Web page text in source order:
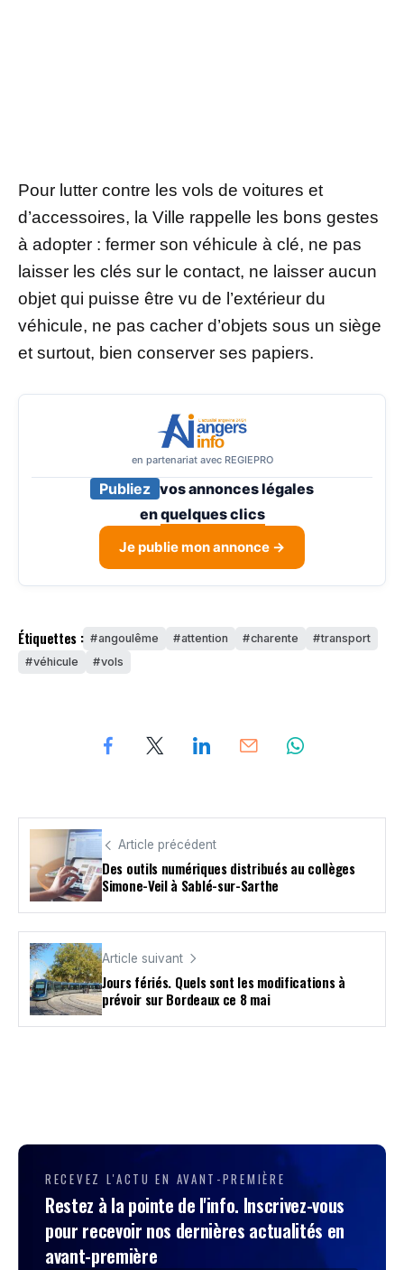
Pour lutter contre les vols de voitures et
d’accessoires, la Ville rappelle les bons gestes
à adopter : fermer son véhicule à clé, ne pas
laisser les clés sur le contact, ne laisser aucun
objet qui puisse être vu de l’extérieur du
véhicule, ne pas cacher d’objets sous un siège
et surtout, bien conserver ses papiers.
en partenariat avec REGIEPRO
Publiez vos annonces légales
enquelques clics
Je publie mon annonce →
Étiquettes : angoulême attention charente
transport
véhicule
vols
Article précédent
Des outils numériques distribués au collèges
Simone-Veil à Sablé-sur-Sarthe
Article suivant
Jours fériés. Quels sont les modifications à
prévoir sur Bordeaux ce 8 mai
RECEVEZ L'ACTU EN AVANT-PREMIÈRE
Restez à la pointe de l'info. Inscrivez-vous
pour recevoir nos dernières actualités en
avant-première